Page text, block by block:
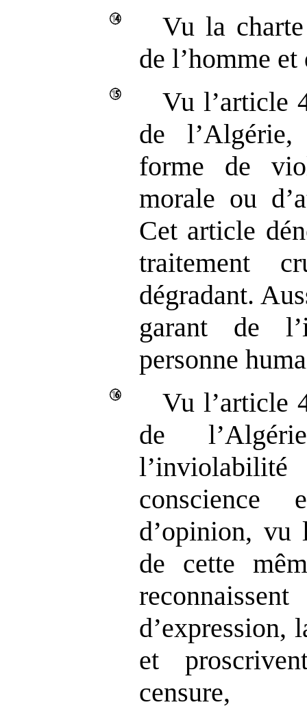
Vu la
de l’homme et
Vu l’article
de
forme de
morale ou
Cet article
traitement
dégradant.
garant de
personne
Vu l’article
de
d’opinion, vu
de cette
d’expression,
et
censure,